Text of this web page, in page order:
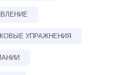
УПРАЖНЕНИЯ